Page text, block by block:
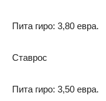
Пита гиро: 3,80 евра.
Ставрос
Пита гиро: 3,50 евра.